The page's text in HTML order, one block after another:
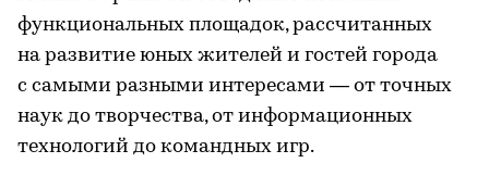
функциональных площадок, рассчитанных
на развитие юных жителей и гостей города
с самыми разными интересами — от точных
наук до творчества, от информационных
технологий до командных игр.